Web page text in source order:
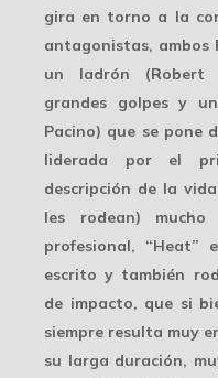
gira en torno a la
antagonistas, ambos
un ladrón (Robert
grandes golpes y
Pacino) que se pone
liderada por el
descripción de la
les rodean)
profesional, “Heat”
escrito y también
de impacto, que si
siempre resulta muy
su larga duración,